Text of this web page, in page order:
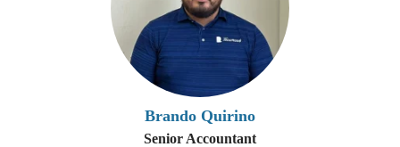
Brando Quirino
Senior Accountant